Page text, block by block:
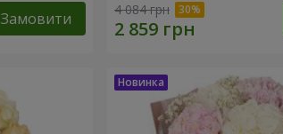
Замовити 4 084 грн